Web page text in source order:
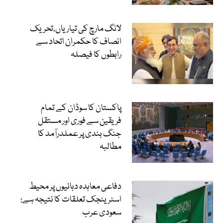
لانگ مارچ کی تیاریاں،تحریک
انصاف کا حکمران اتحاد سے
رابطوں کا فیصلہ
پاکستان کا سوڈان کے تمام
فریقین سے فوری اور مستقل
جنگ بندی پر عملدرآمد کا
مطالبہ
دفاعی معاہدہ دہائیوں پر محیط
اسٹریٹجک تعلقات کا نتیجہ ہے:
سعودی عرب